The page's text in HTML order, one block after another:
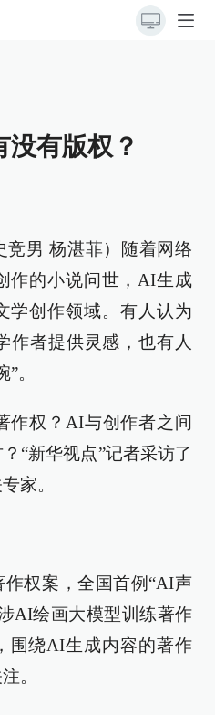
有版权？
竞男 杨湛菲）随着网络
作的小说问世，AI生成
学创作领域。有人认为
作者提供灵感，也有人
。
作权？AI与创作者之间
“新华视点”记者采访了
家。
权案，全国首例“AI声
AI绘画大模型训练著作
绕AI生成内容的著作
。